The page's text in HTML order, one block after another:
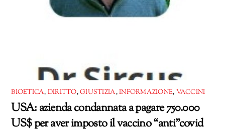
BIOETICA, DIRITTO,GIUSTIZIA,INFORMAZIONE, VACCINI
USA: azienda condannata a pagare 750.000
US$ per aver imposto il vaccino “anti”covid